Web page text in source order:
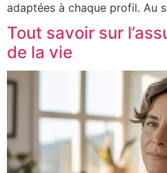
adaptées à chaque profil. Au
Tout savoir sur
de la vie